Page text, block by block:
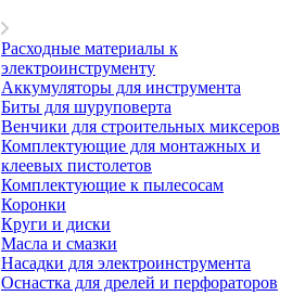
Расходные материалы к
электроинструменту
Аккумуляторы для инструмента
Биты для шуруповерта
Венчики для строительных миксеров
Комплектующие для монтажных и
клеевых пистолетов
Комплектующие к пылесосам
Коронки
Круги и диски
Масла и смазки
Насадки для электроинструмента
Оснастка для дрелей и перфораторов